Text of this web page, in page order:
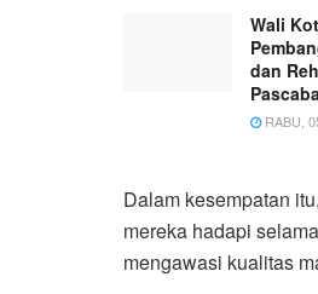
Wali
dan
RABU,
Dalam kesempatan
mereka hadapi
mengawasi kualitas